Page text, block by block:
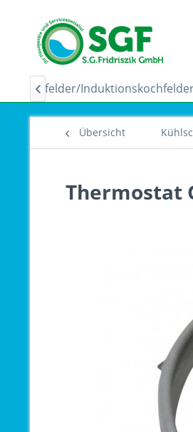
Ceranfelder/

Übersicht
Thermostat